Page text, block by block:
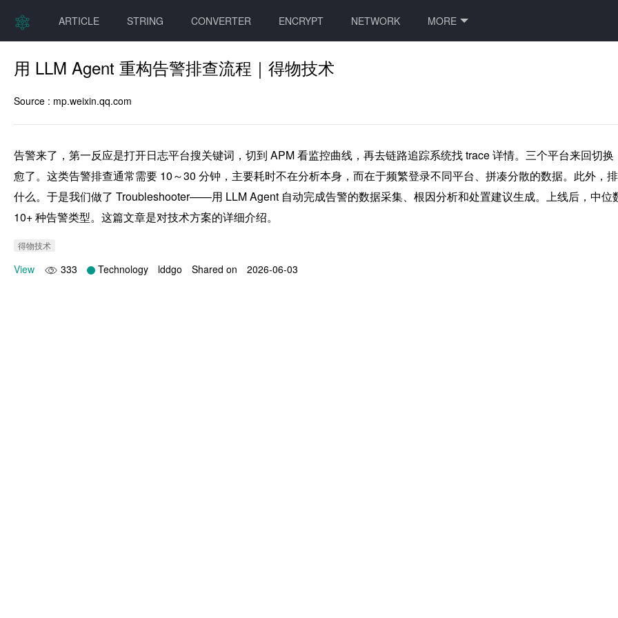
ARTICLE STRING CONVERTER ENCRYPT NETWORK MORE
用 LLM Agent 重构告警排查流程｜得物技术
Source : mp.weixin.qq.com
告警来了，第一反应是打开日志平台搜关键词，切到 APM 看监控曲线，再去链路追踪系统找 trace 详情。三个平台来回切
愈了。这类告警排查通常需要 10～30 分钟，主要耗时不在分析本身，而在于频繁登录不同平台、拼凑分散的数据。此外，
什么。于是我们做了 Troubleshooter——用 LLM Agent 自动完成告警的数据采集、根因分析和处置建议生成。上线后，中
10+ 种告警类型。这篇文章是对技术方案的详细介绍。
得物技术
View 333 Technology lddgo Shared on 2026-06-03